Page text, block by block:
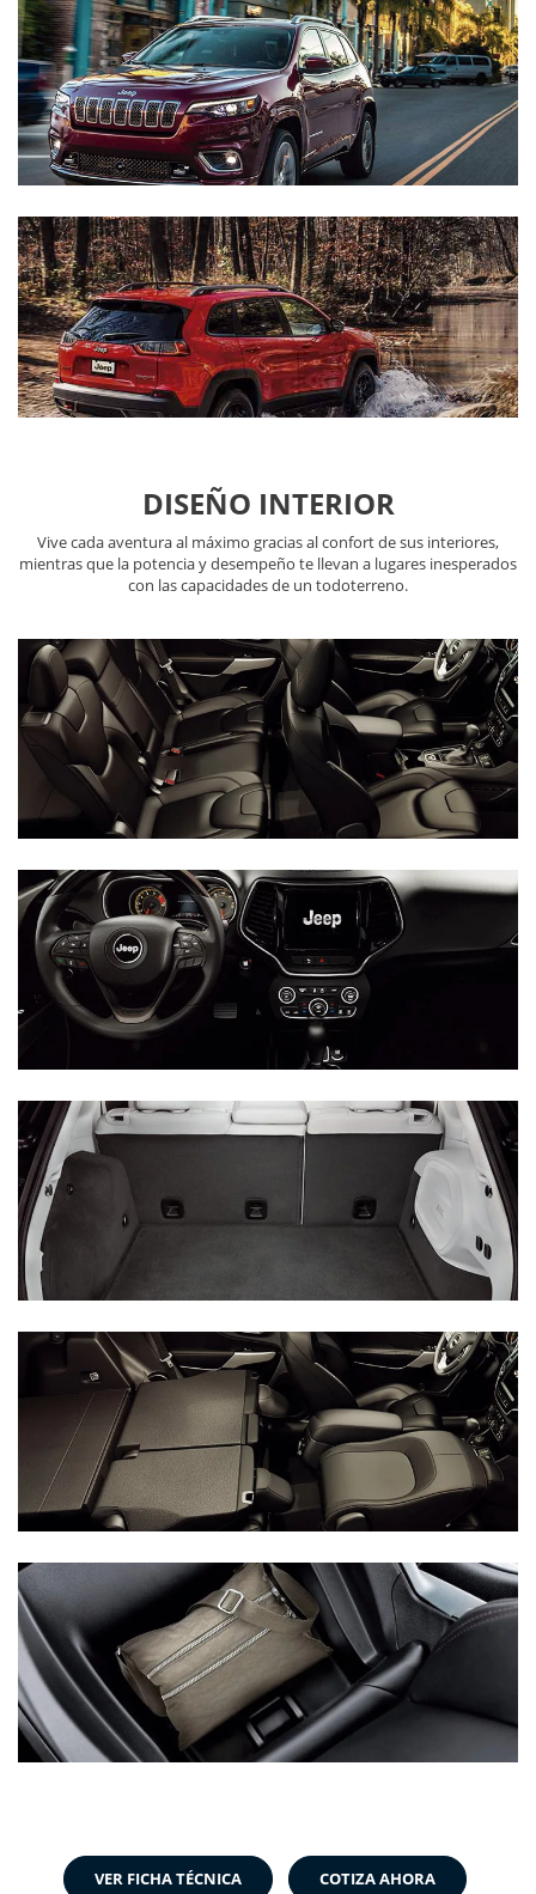
DISEÑO INTERIOR
Vive cada aventura al máximo gracias al confort de sus interiores,
mientras que la potencia y desempeño te llevan a lugares inesperados
con las capacidades de un todoterreno.
VER FICHA TÉCNICA COTIZA AHORA